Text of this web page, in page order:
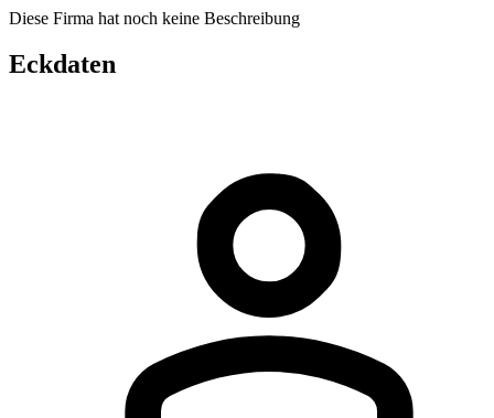
Diese Firma hat noch keine Beschreibung
Eckdaten